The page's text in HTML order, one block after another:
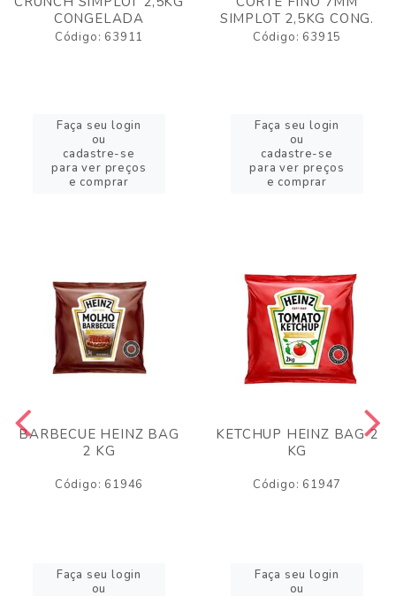
CONGELADA
Código: 63911
Faça seu login
ou
cadastre-se
para ver preços
e comprar
SIMPLOT 2,5KG CONG.
Código: 63915
Faça seu login
ou
cadastre-se
para ver preços
e comprar
BARBECUE HEINZ BAG
2 KG
Código: 61946
Faça seu login
ou
KETCHUP HEINZ BAG 2
KG
Código: 61947
Faça seu login
ou